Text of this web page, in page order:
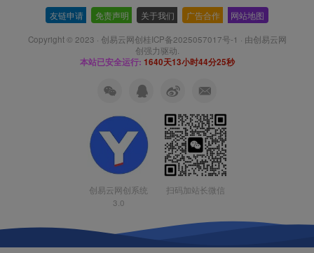
友链申请 免责声明 关于我们 广告合作 网站地图
Copyright © 2023 · 创易云网创桂ICP备2025057017号-1 · 由创易云网
创强力驱动.
本站已安全运行: 1640天13小时44分25秒
创易云网创系统
3.0
扫码加站长微信